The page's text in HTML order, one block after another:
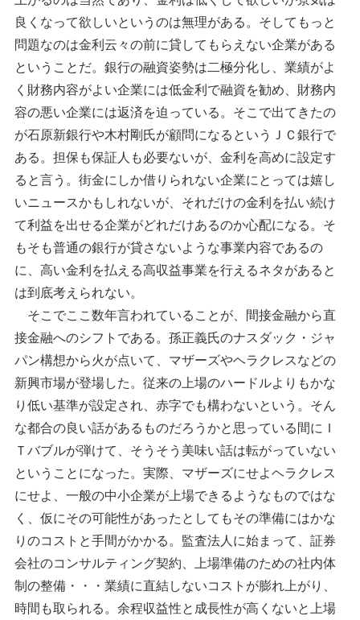
良くなって欲しいというのは無理がある。そしてもっと
問題なのは金利云々の前に貸してもらえない企業がある
ということだ。銀行の融資姿勢は二極分化し、業績がよ
く財務内容がよい企業には低金利で融資を勧め、財務内
容の悪い企業には返済を迫っている。そこで出てきたの
が石原新銀行や木村剛氏が顧問になるというＪＣ銀行で
ある。担保も保証人も必要ないが、金利を高めに設定す
ると言う。街金にしか借りられない企業にとっては嬉し
いニュースかもしれないが、それだけの金利を払い続け
て利益を出せる企業がどれだけあるのか心配になる。そ
もそも普通の銀行が貸さないような事業内容であるの
に、高い金利を払える高収益事業を行えるネタがあると
は到底考えられない。
そこでここ数年言われていることが、間接金融から直
接金融へのシフトである。孫正義氏のナスダック・ジャ
パン構想から火が点いて、マザーズやヘラクレスなどの
新興市場が登場した。従来の上場のハードルよりもかな
り低い基準が設定され、赤字でも構わないという。そん
な都合の良い話があるものだろうかと思っている間にＩ
Ｔバブルが弾けて、そうそう美味い話は転がっていない
ということになった。実際、マザーズにせよヘラクレス
にせよ、一般の中小企業が上場できるようなものではな
く、仮にその可能性があったとしてもその準備にはかな
りのコストと手間がかかる。監査法人に始まって、証券
会社のコンサルティング契約、上場準備のための社内体
制の整備・・・業績に直結しないコストが膨れ上がり、
時間も取られる。余程収益性と成長性が高くないと上場